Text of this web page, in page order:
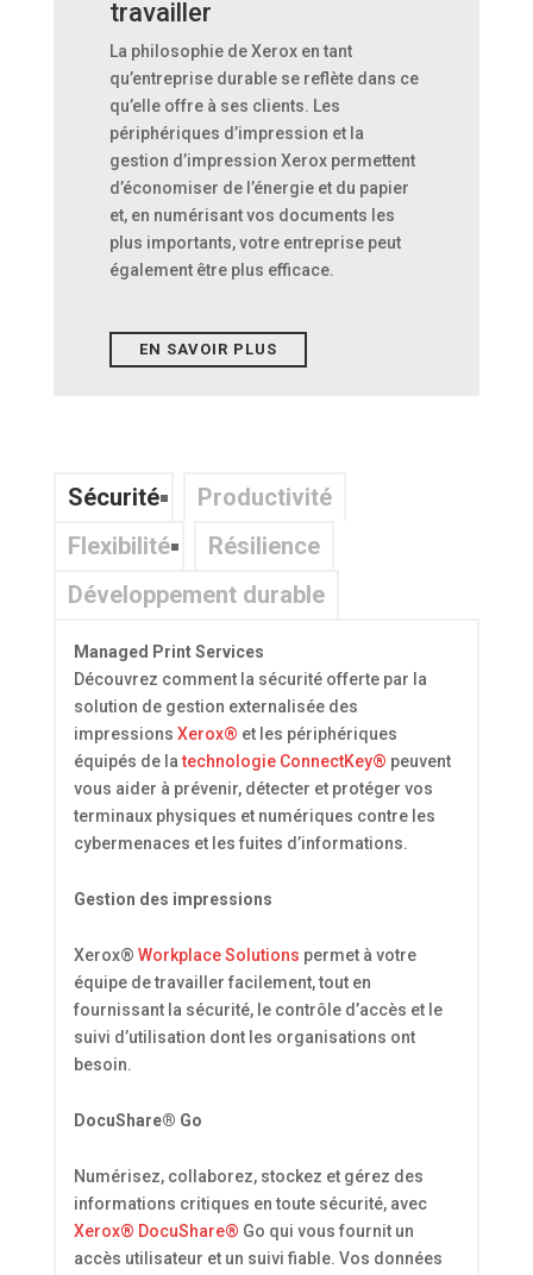
travailler
La philosophie de Xerox en tant
qu’entreprise durable se reflète dans ce
qu’elle offre à ses clients. Les
périphériques d’impression et la
gestion d’impression Xerox permettent
d’économiser de l’énergie et du papier
et, en numérisant vos documents les
plus importants, votre entreprise peut
également être plus efficace.
EN SAVOIR PLUS
Sécurité
Productivité
Flexibilité
Résilience
Développement durable
Managed Print Services
Découvrez comment la sécurité offerte par la
solution de gestion externalisée des
impressions Xerox® et les périphériques
équipés de latechnologie ConnectKey® peuvent
vous aider à prévenir, détecter et protéger vos
terminaux physiques et numériques contre les
cybermenaces et les fuites d’informations.
Gestion des impressions
Xerox® Workplace Solutions permet à votre
équipe de travailler facilement, tout en
fournissant la sécurité, le contrôle d’accès et le
suivi d’utilisation dont les organisations ont
besoin.
DocuShare® Go
Numérisez, collaborez, stockez et gérez des
informations critiques en toute sécurité, avec
Xerox® DocuShare® Go qui vous fournit un
accès utilisateur et un suivi fiable. Vos données